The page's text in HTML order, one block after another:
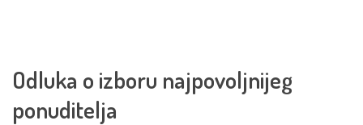
Odluka o izboru najpovoljnijeg
ponuditelja